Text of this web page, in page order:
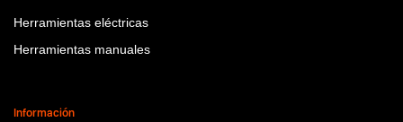
Herramientas eléctricas
Herramientas manuales
Información